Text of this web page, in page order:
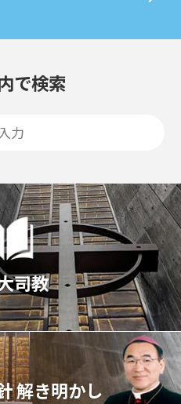
で検索
司教
解き明かし